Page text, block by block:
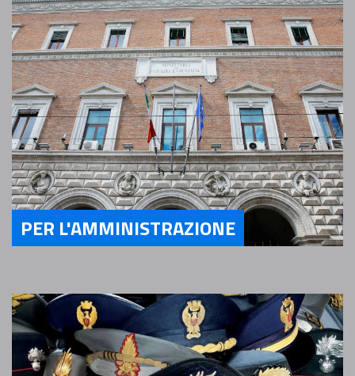
PER L'AMMINISTRAZIONE